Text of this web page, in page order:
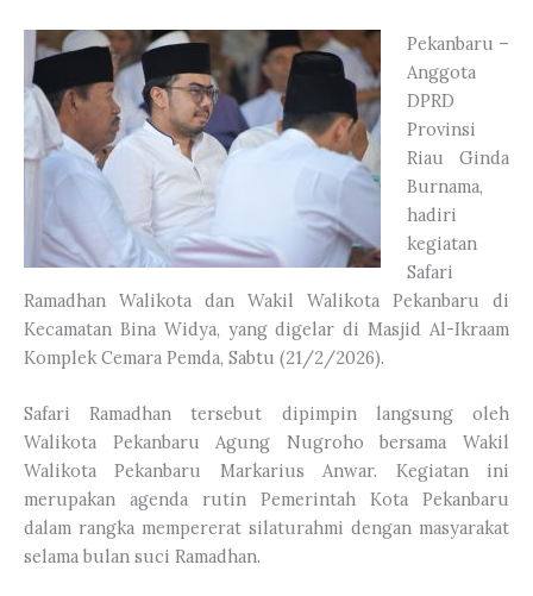
Pekanbaru –
Anggota
DPRD
Provinsi
Riau Ginda
Burnama,
hadiri
kegiatan
Safari
Ramadhan Walikota dan Wakil Walikota Pekanbaru di
Kecamatan Bina Widya, yang digelar di Masjid Al-Ikraam
Komplek Cemara Pemda, Sabtu (21/2/2026).
Safari Ramadhan tersebut dipimpin langsung oleh
Walikota Pekanbaru Agung Nugroho bersama Wakil
Walikota Pekanbaru Markarius Anwar. Kegiatan ini
merupakan agenda rutin Pemerintah Kota Pekanbaru
dalam rangka mempererat silaturahmi dengan masyarakat
selama bulan suci Ramadhan.